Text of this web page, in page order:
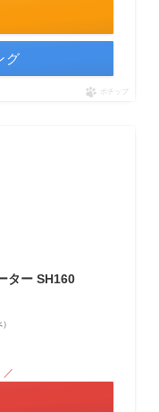
グ
ポチップ
ター SH160
／